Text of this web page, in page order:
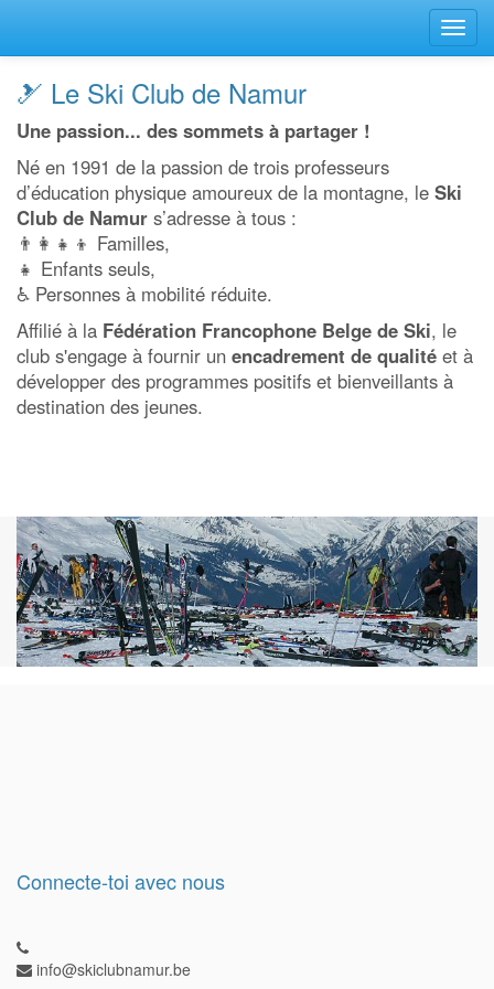
la
🎿 Le Ski Club de Namur
Une passion... des sommets à partager !
Né en 1991 de la passion de trois professeurs
d’éducation physique amoureux de la montagne, le Ski
Club de Namur s’adresse à tous :
👨‍👩‍👧‍👦 Familles,
👧 Enfants seuls,
♿ Personnes à mobilité réduite.
Affilié à la Fédération Francophone Belge de Ski, le
club s'engage à fournir un encadrement de qualité et à
développer des programmes positifs et bienveillants à
destination des jeunes.
Connecte-toi avec nous
info@skiclubnamur.be